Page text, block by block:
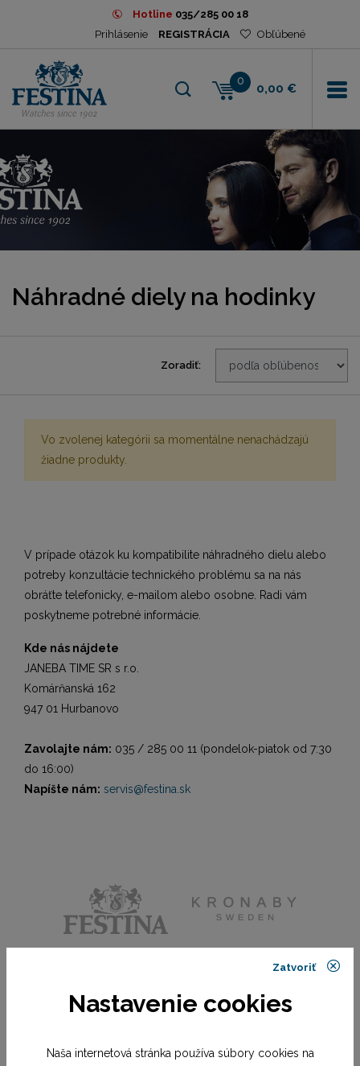
Hotline 035/285 00 18
Prihlásenie
REGISTRÁCIA Obľúbené
0
0,00 €
Náhradné diely na hodinky
Zoradiť:
Vo zvolenej kategórii sa momentálne nenachádzajú
žiadne produkty.
V prípade otázok ku kompatibilite náhradného dielu alebo
potreby konzultácie technického problému sa na nás
obráťte telefonicky, e-mailom alebo osobne. Radi vám
poskytneme potrebné informácie.
Kde nás nájdete
JANEBA TIME SR s r.o.
Komárňanská 162
947 01 Hurbanovo
Zavolajte nám: 035 / 285 00 11 (pondelok-piatok od 7:30
do 16:00)
Napíšte nám: servis@festina.sk
Zatvoriť
Nastavenie cookies
Naša internetová stránka používa súbory cookies na